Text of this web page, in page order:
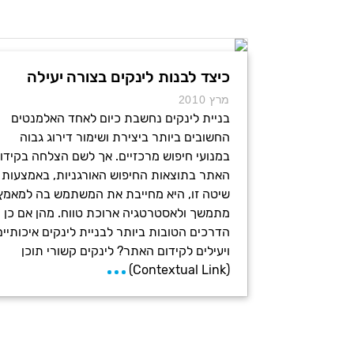
כיצד לבנות לינקים בצורה יעילה
מרץ 2010
בניית לינקים נחשבת כיום לאחד האלמנטים
החשובים ביותר ביצירת ושימור דירוג גבוה
במנועי חיפוש מרכזיים. אך לשם הצלחה
האתר בתוצאות החיפוש האורגניות, באמצעות
שיטה זו, היא מחייבת את המשתמש בה
מתמשך ולאסטרטגיה ארוכת טווח. מהן אם כן
הדרכים הטובות ביותר לבניית לינקים
ויעילים לקידום האתר? לינקים קשורי תוכן
(Contextual Link)